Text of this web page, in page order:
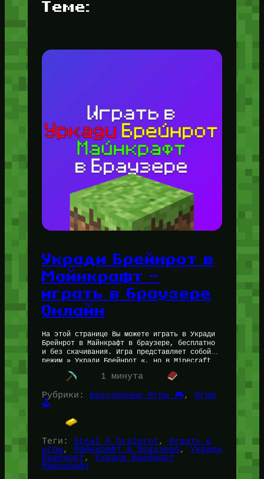
Теме:
Укради Брейнрот в
Майнкрафт —
играть в браузере
Онлайн
На этой странице Вы можете играть в Укради
Брейнрот в Майнкрафт в браузере, бесплатно
и без скачивания. Игра представляет собой
режим » Укради Брейнрот «, но в Minecraft
со всеми…
1 минута
Рубрики: Браузерные Игры 🎮, Игры
🕹️
Теги: Steal A brainrot,
Играть в
игры, Майнкрафт в браузере, Укради
Брейнрот, Укради Брейнрот
Майнкрафт